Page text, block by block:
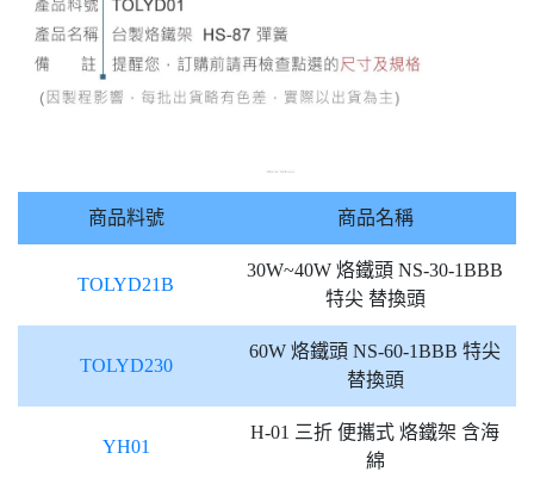
商品料號 商品名稱
TOLYD21B
30W~40W 烙鐵頭 NS-30-1BBB
特尖 替換頭
TOLYD230
60W 烙鐵頭 NS-60-1BBB 特尖
替換頭
YH01
H-01 三折 便攜式 烙鐵架 含海
綿